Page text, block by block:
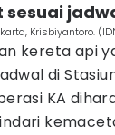
sesuai
Krisbiyantoro.
kereta api
di
KA